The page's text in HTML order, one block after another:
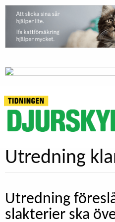
Utredning
Utredning
slakterier ska